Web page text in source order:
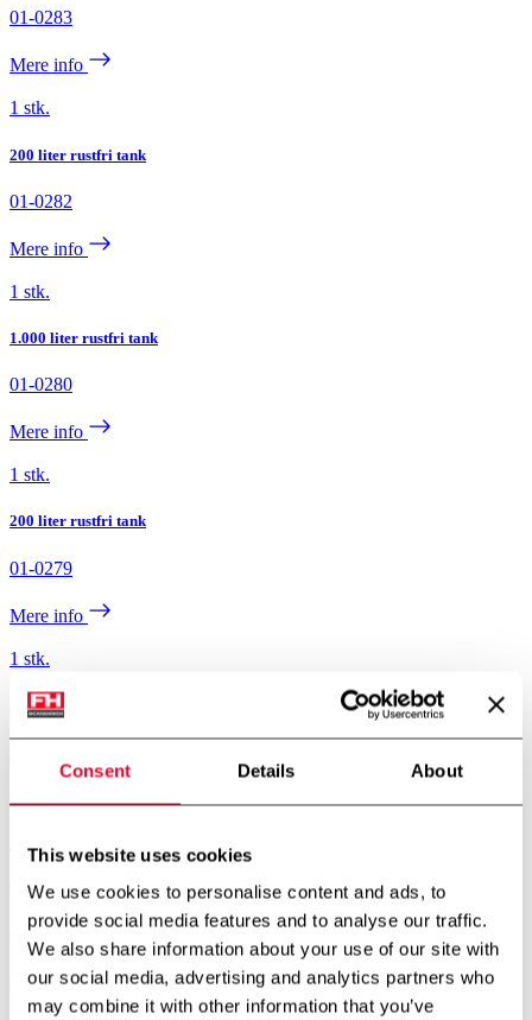
Consent Details About
This website uses cookies
We use cookies to personalise content and ads, to
provide social media features and to analyse our traffic.
We also share information about your use of our site with
our social media, advertising and analytics partners who
may combine it with other information that you’ve
01-0283
Mere info
1 stk.
200 liter rustfri tank
01-0282
Mere info
1 stk.
1.000 liter rustfri tank
01-0280
Mere info
1 stk.
200 liter rustfri tank
01-0279
Mere info
1 stk.
275 liter rustfri tank
Mere info
970 liter rustfri tank
01-0276
Mere info